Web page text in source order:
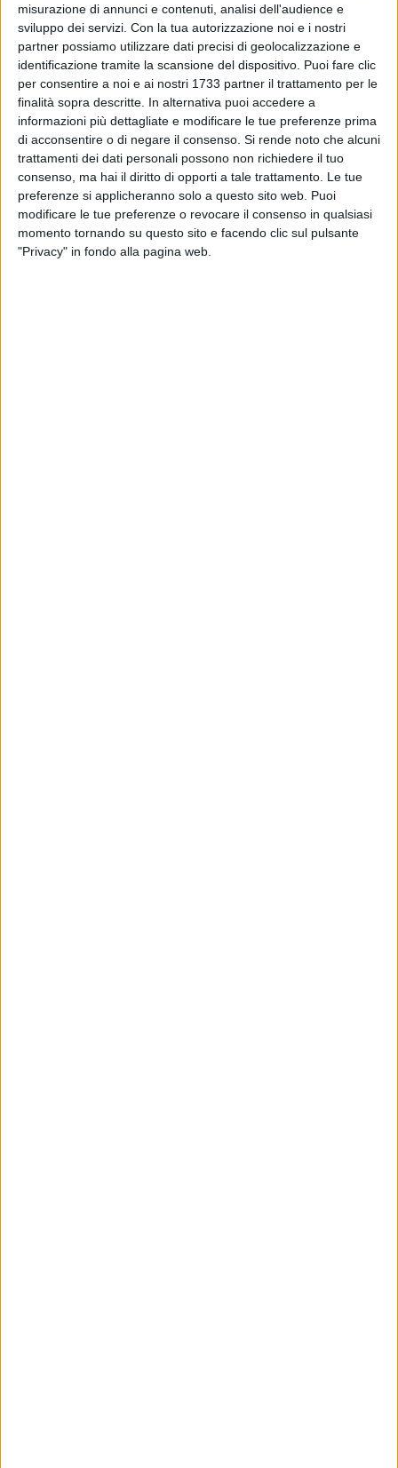
misurazione di annunci e contenuti, analisi dell'audience e
sviluppo dei servizi. Con la tua autorizzazione noi e i nostri
partner possiamo utilizzare dati precisi di geolocalizzazione e
identificazione tramite la scansione del dispositivo. Puoi fare clic
per consentire a noi e ai nostri 1733 partner il trattamento per le
finalità sopra descritte. In alternativa puoi accedere a
informazioni più dettagliate e modificare le tue preferenze prima
di acconsentire o di negare il consenso. Si rende noto che alcuni
trattamenti dei dati personali possono non richiedere il tuo
consenso, ma hai il diritto di opporti a tale trattamento. Le tue
preferenze si applicheranno solo a questo sito web. Puoi
modificare le tue preferenze o revocare il consenso in qualsiasi
momento tornando su questo sito e facendo clic sul pulsante
"Privacy" in fondo alla pagina web.
AMolfetta, presso la sede delleAssociazioni ANMIG ed
Eredi della storia si è svolta una interessante conferenza sui
tristi avvenimenti dell' 8 settembre 1943e l'affondamento
della Regia Nave Roma.
Una eccezionale realtà storica sviluppata da Michele
Fiorentino , studioso e autore che con elegante
professionalità ha spiegato le complesse tematiche in
particolare gli ordini eseguiti dall'Ammiraglio Bergamini, il
loro significato e le successive fasi del l'affondamento della
Roma. La serata è stata moderata da Corrado Cifarelli,